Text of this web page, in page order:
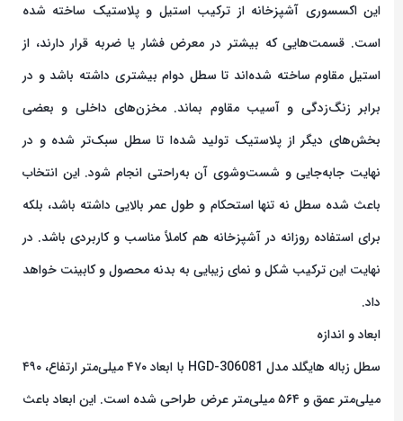
این اکسسوری آشپزخانه از ترکیب استیل و پلاستیک ساخته شده
است. قسمت‌هایی که بیشتر در معرض فشار یا ضربه قرار دارند، از
استیل مقاوم ساخته شده‌اند تا سطل دوام بیشتری داشته باشد و در
برابر زنگ‌زدگی و آسیب مقاوم بماند. مخزن‌های داخلی و بعضی
بخش‌های دیگر از پلاستیک تولید شده‌ا تا سطل سبک‌تر شده و در
نهایت جابه‌جایی و شست‌وشوی آن به‌راحتی انجام شود. این انتخاب
باعث شده سطل نه تنها استحکام و طول عمر بالایی داشته باشد، بلکه
برای استفاده روزانه در آشپزخانه هم کاملاً مناسب و کاربردی باشد. در
نهایت این ترکیب شکل و نمای زیبایی به بدنه محصول و کابینت خواهد
داد.
ابعاد و اندازه
سطل زباله هایگلد مدل HGD-306081 با ابعاد ۴۷۰ میلی‌متر ارتفاع، ۴۹۰
میلی‌متر عمق و ۵۶۴ میلی‌متر عرض طراحی شده است. این ابعاد باعث